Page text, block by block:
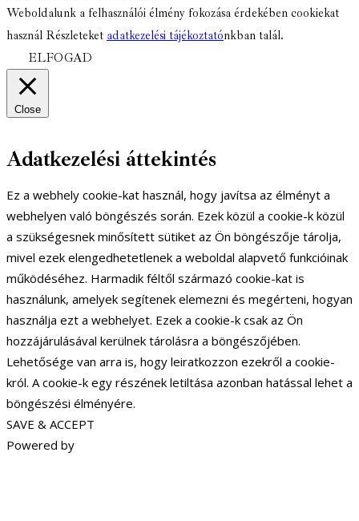
Weboldalunk a felhasználói élmény fokozása érdekében cookiekat
használ Részleteket adatkezelési tájékoztatónkban talál.
ELFOGAD
Close
Adatkezelési áttekintés
Ez a webhely cookie-kat használ, hogy javítsa az élményt a
webhelyen való böngészés során. Ezek közül a cookie-k közül
a szükségesnek minősített sütiket az Ön böngészője tárolja,
mivel ezek elengedhetetlenek a weboldal alapvető funkcióinak
működéséhez. Harmadik féltől származó cookie-kat is
használunk, amelyek segítenek elemezni és megérteni, hogyan
használja ezt a webhelyet. Ezek a cookie-k csak az Ön
hozzájárulásával kerülnek tárolásra a böngészőjében.
Lehetősége van arra is, hogy leiratkozzon ezekről a cookie-
król. A cookie-k egy részének letiltása azonban hatással lehet a
böngészési élményére.
SAVE & ACCEPT
Powered by